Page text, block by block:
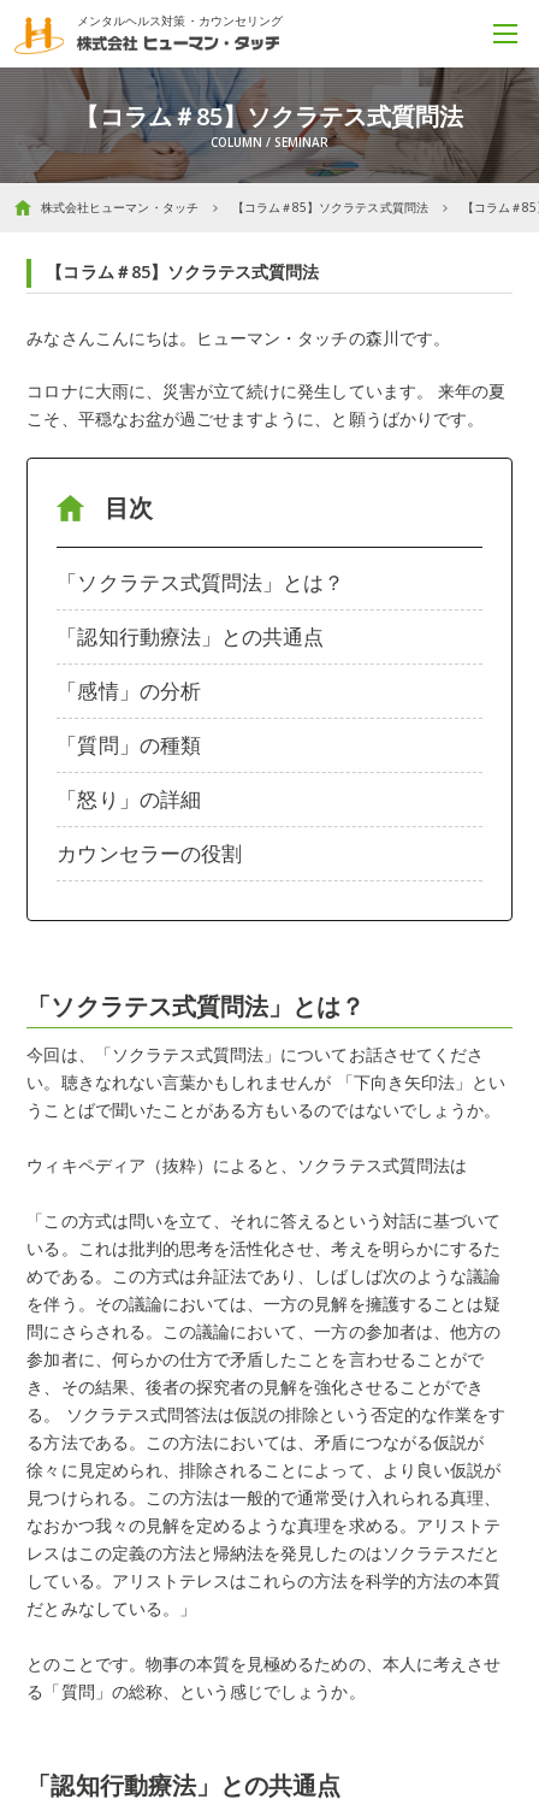
メンタルヘルス対策・カウンセリング
【コラム＃85】ソクラテス式質問法
株式会社ヒューマン・タッチ 【コラム＃85】ソクラテス式質問法 【コラム＃
【コラム＃85】ソクラテス式質問法
みなさんこんにちは。ヒューマン・タッチの森川です。
コロナに大雨に、災害が立て続けに発生しています。
来年の夏
こそ、平穏なお盆が過ごせますように、と願うばかりです。
目次
「ソクラテス式質問法」とは？
「認知行動療法」との共通点
「感情」の分析
「質問」の種類
「怒り」の詳細
カウンセラーの役割
「ソクラテス式質問法」とは？
今回は、「ソクラテス式質問法」についてお話させてくださ
い。聴きなれない言葉かもしれませんが 「下向き矢印法」とい
うことばで聞いたことがある方もいるのではないでしょうか。
ウィキペディア（抜粋）によると、ソクラテス式質問法は
「この方式は問いを立て、それに答えるという対話に基づいて
いる。これは批判的思考を活性化させ、考えを明らかにするた
めである。この方式は弁証法であり、しばしば次のような議論
を伴う。その議論においては、一方の見解を擁護することは疑
問にさらされる。この議論において、一方の参加者は、他方の
参加者に、何らかの仕方で矛盾したことを言わせることがで
き、その結果、後者の探究者の見解を強化させることができ
る。 ソクラテス式問答法は仮説の排除という否定的な作業をす
る方法である。この方法においては、矛盾につながる仮説が
徐々に見定められ、排除されることによって、より良い仮説が
見つけられる。この方法は一般的で通常受け入れられる真理、
なおかつ我々の見解を定めるような真理を求める。アリストテ
レスはこの定義の方法と帰納法を発見したのはソクラテスだと
している。アリストテレスはこれらの方法を科学的方法の本質
だとみなしている。」
とのことです。物事の本質を見極めるための、本人に考えさせ
る「質問」の総称、という感じでしょうか。
「認知行動療法」との共通点